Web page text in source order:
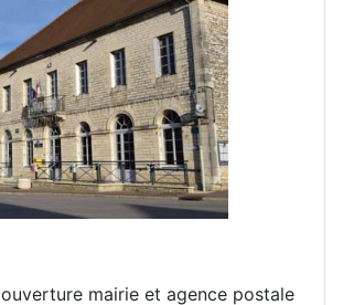
mairie et agence postale